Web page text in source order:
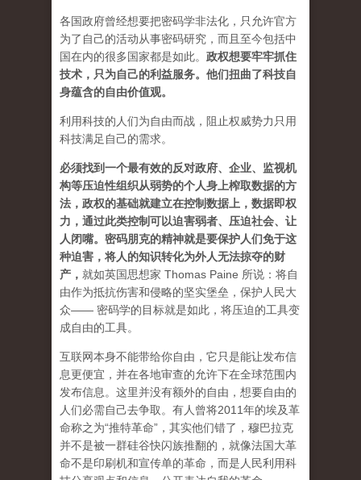
各国政府曾经想要把密码学非法化，只允许官方
为了自己的活动从事密码研究，而且至今包括中
国在内的很多国家都是如此。 政权想要牢牢抓住
技术，只为自己的利益服务。他们扭曲了科技自
身蕴含的自由价值观。
利用科技的人们为自由而战，阻止权威势力只用
科技满足自己的需求。
必须找到一个最有效的反对政府、企业、监视机
构等压迫性组织从弱势的个人身上榨取数据的方
法，政权的基础就建立在控制数据上，数据即权
力，通过此类控制可以迫害弱者、压迫社会、让
人闭嘴。密码朋克的精神就是要保护人们免于这
种迫害，将人的知识转化为外人无法掠夺的财
产 ， 就如英国思想家 Thomas Paine 所说：将自
由作为抵抗伤害和侵略的坚实堡垒，保护人民大
众—— 密码学的目标就是如此，将压迫的工具变
成自由的工具。
互联网本身不能带给你自由，它只是能让发布信
息更便宜，并在各地审查的允许下在全球范围内
发布信息。这里并没有额外的自由，想要自由的
人们必需自己去争取。有人曾将2011年的埃及革
命称之为“推特革命”，其实他们错了，穆巴拉克
并不是被一群硅谷快闪族推翻的，就像法国大革
命不是印刷机和宣传单的革命，而是人民利用科